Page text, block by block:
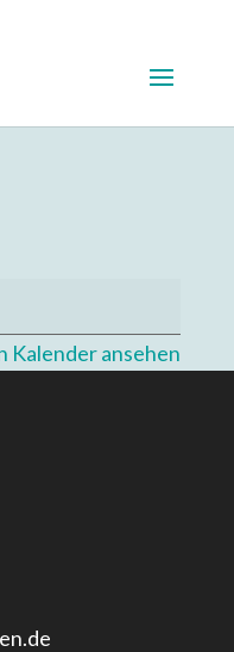
Kalender ansehen